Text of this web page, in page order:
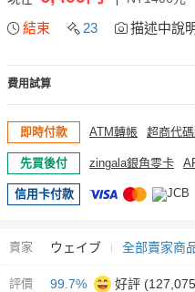
結束 23 描述中說
費用試算
即時付款 ATM轉帳 超商代
先買後付 zingala銀角零卡
信用卡付款
賣家 ウェイブ 全部賣家商
評價 99.7% 好評